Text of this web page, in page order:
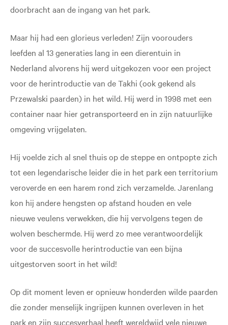
doorbracht aan de ingang van het park.
Maar hij had een glorieus verleden! Zijn voorouders
leefden al 13 generaties lang in een dierentuin in
Nederland alvorens hij werd uitgekozen voor een project
voor de herintroductie van de Takhi (ook gekend als
Przewalski paarden) in het wild. Hij werd in 1998 met een
container naar hier getransporteerd en in zijn natuurlijke
omgeving vrijgelaten.
Hij voelde zich al snel thuis op de steppe en ontpopte zich
tot een legendarische leider die in het park een territorium
veroverde en een harem rond zich verzamelde. Jarenlang
kon hij andere hengsten op afstand houden en vele
nieuwe veulens verwekken, die hij vervolgens tegen de
wolven beschermde. Hij werd zo mee verantwoordelijk
voor de succesvolle herintroductie van een bijna
uitgestorven soort in het wild!
Op dit moment leven er opnieuw honderden wilde paarden
die zonder menselijk ingrijpen kunnen overleven in het
park en zijn succesverhaal heeft wereldwijd vele nieuwe